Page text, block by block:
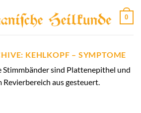
0
KEHLKOPF – SYMPTOME
Stimmbänder sind Plattenepithel und
Revierbereich aus gesteuert.